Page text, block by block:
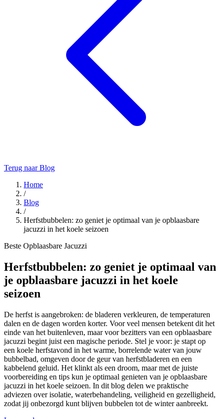
Terug naar Blog
Home
/
Blog
/
Herfstbubbelen: zo geniet je optimaal van je opblaasbare
jacuzzi in het koele seizoen
Beste Opblaasbare Jacuzzi
Herfstbubbelen: zo geniet je optimaal van
je opblaasbare jacuzzi in het koele
seizoen
De herfst is aangebroken: de bladeren verkleuren, de temperaturen
dalen en de dagen worden korter. Voor veel mensen betekent dit het
einde van het buitenleven, maar voor bezitters van een opblaasbare
jacuzzi begint juist een magische periode. Stel je voor: je stapt op
een koele herfstavond in het warme, borrelende water van jouw
bubbelbad, omgeven door de geur van herfstbladeren en een
kabbelend geluid. Het klinkt als een droom, maar met de juiste
voorbereiding en tips kun je optimaal genieten van je opblaasbare
jacuzzi in het koele seizoen. In dit blog delen we praktische
adviezen over isolatie, waterbehandeling, veiligheid en gezelligheid,
zodat jij onbezorgd kunt blijven bubbelen tot de winter aanbreekt.